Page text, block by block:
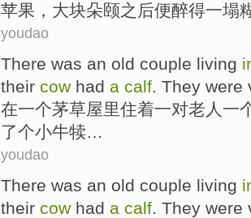
苹果 ，大块朵颐之后便醉得一塌
youdao
There was an old couple living
their cow had a calf. They were
在一个茅草屋里住着一对老人 一
了个小牛犊…
youdao
There was an old couple living
their cow had a calf. They were